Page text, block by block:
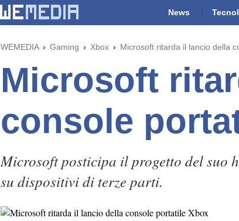
News
WEMEDIA Gaming Xbox Microsoft ritarda il lancio della
Microsoft
console
Microsoft posticipa il progetto del suo
su dispositivi di terze parti.